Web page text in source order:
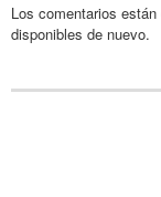
Los comentarios
disponibles de nuevo.